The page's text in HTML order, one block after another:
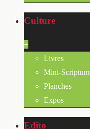
Culture
+
Livres
Mini-Scriptum
Planches
Expos
Edito